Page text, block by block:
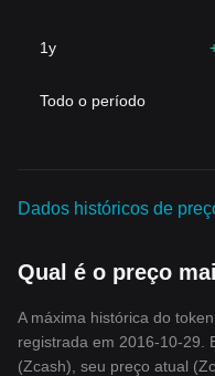
informações pessoais a
mas também como uma
seguras e privadas. Com a
nas transações on-line, os
1y
Todo o período
Dados históricos de
Qual é o preço
A máxima histórica do
registrada em 2016-10-29.
(Zcash), seu preço atual